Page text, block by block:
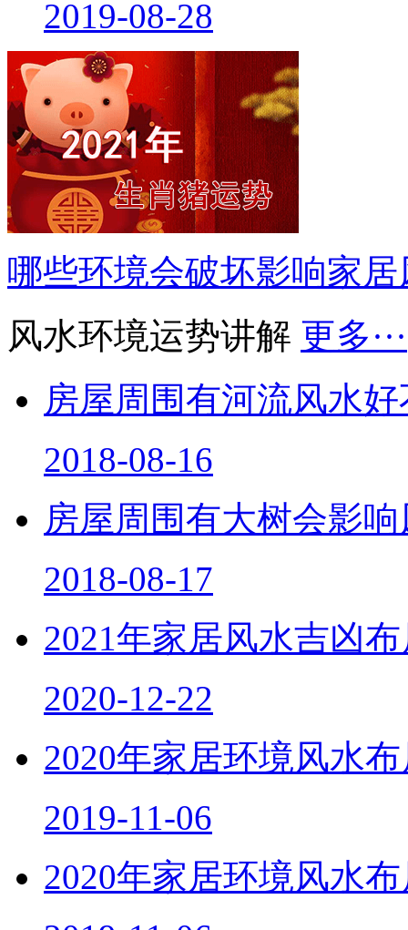
哪些环境会破坏影响家居
风水环境运势讲解 更多···
房屋周围有河流风水
2018-08-16
房屋周围有大树会影
2018-08-17
2021年家居风水吉凶
2020-12-22
2020年家居环境风水
2019-11-06
2020年家居环境风水